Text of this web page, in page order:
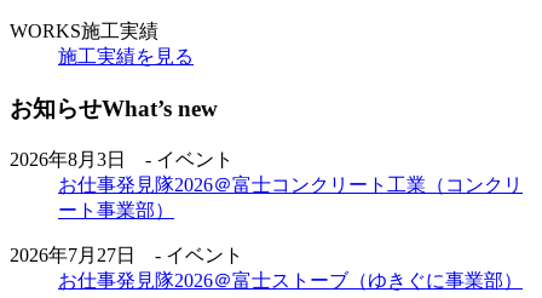
WORKS施工実績
施工実績を見る
お知らせWhat’s new
2026年8月3日 - イベント
お仕事発見隊2026＠富士コンクリート工業（コンクリ
ート事業部）
2026年7月27日 - イベント
お仕事発見隊2026＠富士ストーブ（ゆきぐに事業部）